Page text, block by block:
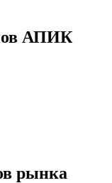
АПИК
рынка